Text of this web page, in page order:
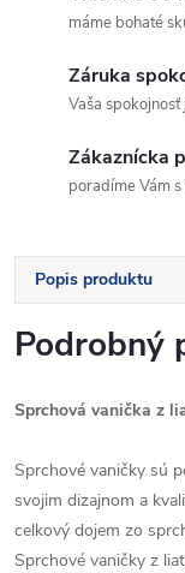
máme bohaté
Záruka
Vaša
Zákaznícka
poradíme Vám
Popis produktu
Podrobný
Sprchová vanička z
Sprchové vaničky sú
svojim dizajnom a
celkový dojem zo
Sprchové vaničky z